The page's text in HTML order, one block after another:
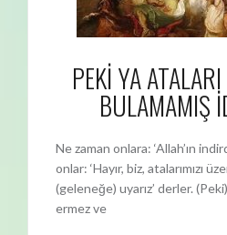
PEKİ YA
BULAMAMIŞ
Ne zaman onlara: ‘Allah’ın
onlar: ‘Hayır, biz, atalarımızı
(geleneğe) uyarız’ derler.
ermez ve